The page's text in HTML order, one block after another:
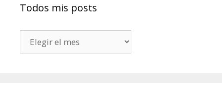
Todos mis posts
mis